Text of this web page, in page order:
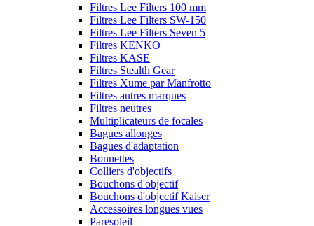
Filtres Lee Filters 100 mm
Filtres Lee Filters SW-150
Filtres Lee Filters Seven 5
Filtres KENKO
Filtres KASE
Filtres Stealth Gear
Filtres Xume par Manfrotto
Filtres autres marques
Filtres neutres
Multiplicateurs de focales
Bagues allonges
Bagues d'adaptation
Bonnettes
Colliers d'objectifs
Bouchons d'objectif
Bouchons d'objectif Kaiser
Accessoires longues vues
Paresoleil